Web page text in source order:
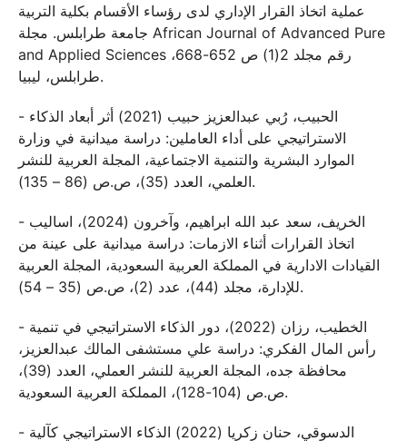
عملية اتخاذ القرار الإداري لدى رؤساء الأقسام بكلية التربية
جامعة طرابلس. مجلة African Journal of Advanced Pure
and Applied Sciences رقم مجلد 2(1) ص 652-668،
طرابلس، ليبيا.
- الحبيب، رُبي عبدالعزيز حبيب (2021) أثر أبعاد الذكاء
الاستراتيجي على أداء العاملين: دراسة ميدانية في وزارة
الموارد البشرية والتنمية الاجتماعية، المجلة العربية للنشر
العلمي، العدد (35)، ص.ص (86 – 135).
- الخريف، سعد عبد الله ابراهيم، وآخرون (2024)، اساليب
اتخاذ القرارات أثناء الازمات: دراسة ميدانية على عينة من
القيادات الادارية في المملكة العربية السعودية، المجلة العربية
للإدارة، مجلد (44)، عدد (2)، ص.ص (35 – 54).
- الخطيب، رزان (2022)، دور الذكاء الاستراتيجي في تنمية
رأس المال الفكري: دراسة علي مستشفى المالك عبدالعزيز،
محافظة جده، المجلة العربية للنشر العملي، العدد (39)،
ص.ص (104-128)، المملكة العربية السعودية.
- الدسوقي، حنان زكريا (2022) الذكاء الاستراتيجي كآلية